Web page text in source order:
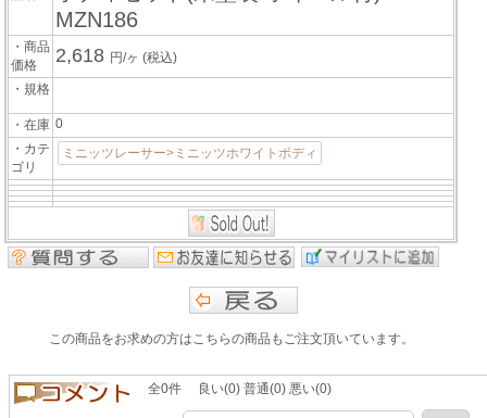
MZN186
・商品
価格
2,618 円/ヶ(税込)
・規格
・在庫 0
・カテ
ゴリ
ミニッツレーサー>ミニッツホワイトボディ
この商品をお求めの方はこちらの商品もご注文頂いています。
全0件 良い(0) 普通(0) 悪い(0)